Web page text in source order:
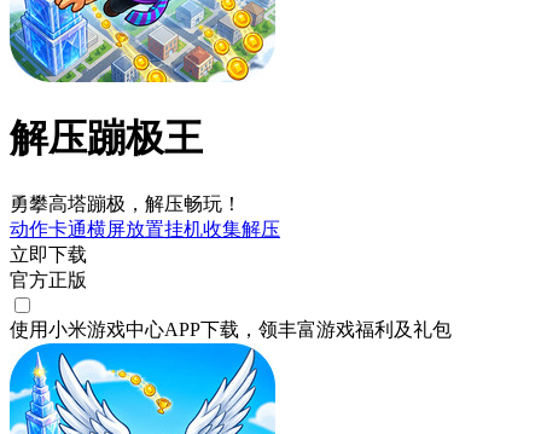
解压蹦极王
勇攀高塔蹦极，解压畅玩！
动作卡通横屏放置挂机收集解压
立即下载
官方正版
使用小米游戏中心APP下载 ，领丰富游戏福利 及礼包